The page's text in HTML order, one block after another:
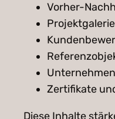
Vorher-
Zertifikate
Diese Inhalte